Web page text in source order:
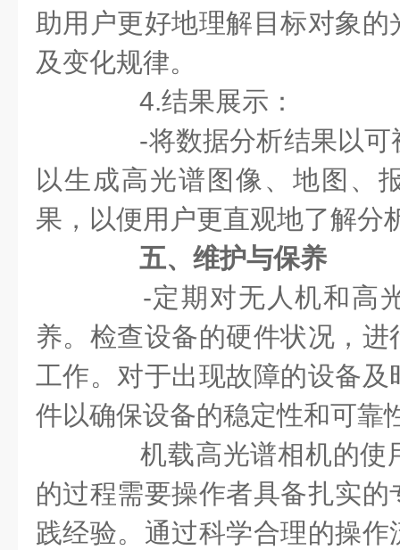
助用户更好地理解目标对象
及变化规律。
4.结果展示：
-将数据分析结果以可
以生成高光谱图像、地图、
果，以便用户更直观地了解分
五、维护与保养
-定期对无人机和高光
养。检查设备的硬件状况，
工作。对于出现故障的设备
件以确保设备的稳定性和可靠
机载高光谱相机的使
的过程需要操作者具备扎实
践经验。通过科学合理的操